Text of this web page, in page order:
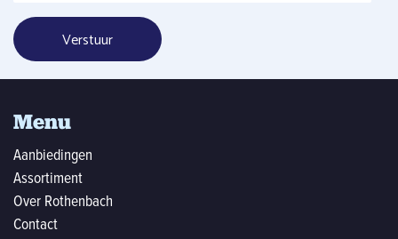
Menu
Aanbiedingen
Assortiment
Over Rothenbach
Contact